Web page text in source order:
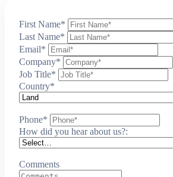
First Name*
Last Name*
Email*
Company*
Job Title*
Country*
Phone*
How did you hear about us?:
Comments